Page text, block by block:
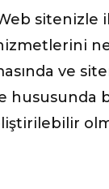
sitenizle
ve
hususunda